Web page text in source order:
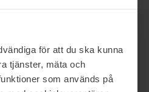
för att du ska kunna
tjänster, mäta och
som används på